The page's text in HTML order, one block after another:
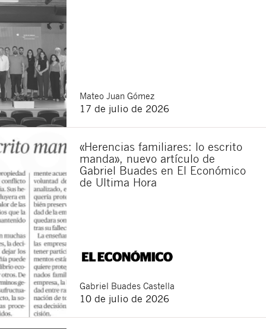
Mateo Juan Gómez
17 de julio de 2026
«Herencias familiares: lo escrito
manda», nuevo artículo de
Gabriel Buades en El Económico
de Ultima Hora
Gabriel Buades Castella
10 de julio de 2026